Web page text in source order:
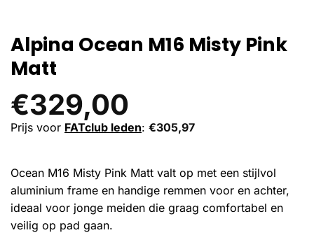
Alpina Ocean M16 Misty Pink
Matt
€329,00
Prijs voor FATclub leden: €305,97
Ocean M16 Misty Pink Matt valt op met een stijlvol
aluminium frame en handige remmen voor en achter,
ideaal voor jonge meiden die graag comfortabel en
veilig op pad gaan.